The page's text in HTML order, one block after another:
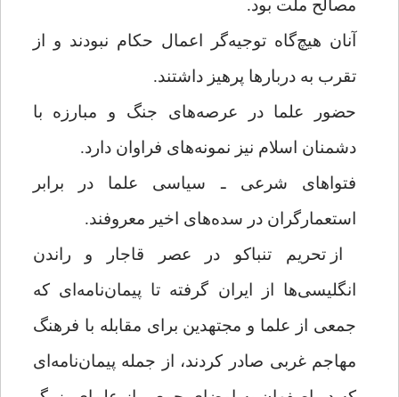
مصالح ملت بود.
آنان هیچ‌گاه توجیه‌گر اعمال حکام نبودند و از
تقرب به دربارها پرهیز داشتند.
حضور علما در عرصه‌های جنگ و مبارزه با
دشمنان اسلام نیز نمونه‌های فراوان دارد.
فتواهای شرعی ـ سیاسی علما در برابر
استعمارگران در سده‌های اخیر معروفند.
از تحریم تنباکو در عصر قاجار و راندن
انگلیسی‌ها از ایران گرفته تا پیمان‌نامه‌ای که
جمعی از علما و مجتهدین برای مقابله با فرهنگ
مهاجم غربی صادر کردند، از جمله پیمان‌نامه‌ای